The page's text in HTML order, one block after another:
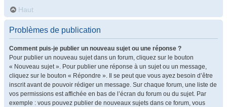
Haut
Problèmes de publication
Comment puis-je publier un nouveau sujet ou une réponse ?
Pour publier un nouveau sujet dans un forum, cliquez sur le bouton
« Nouveau sujet ». Pour publier une réponse à un sujet ou un message,
cliquez sur le bouton « Répondre ». Il se peut que vous ayez besoin d’être
inscrit avant de pouvoir rédiger un message. Sur chaque forum, une liste de
vos permissions est affichée en bas de l’écran du forum ou du sujet. Par
exemple : vous pouvez publier de nouveaux sujets dans ce forum, vous